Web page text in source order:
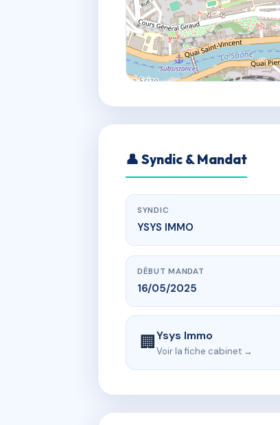
👤 Syndic & Mandat
SYNDIC
YSYS IMMO
DÉBUT MANDAT
16/05/2025
🏢Ysys Immo
Voir la fiche cabinet →